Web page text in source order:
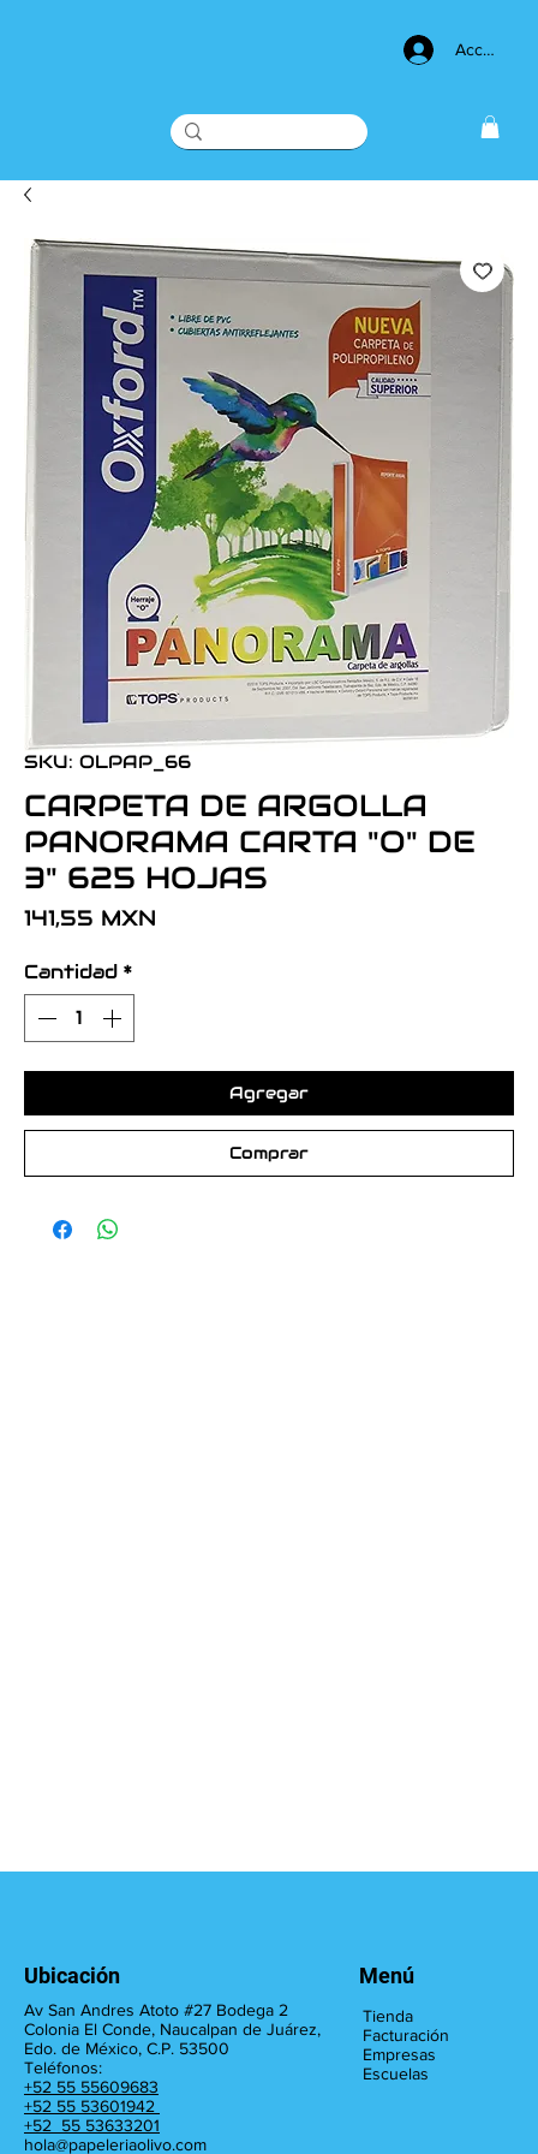
Acceso
SKU: OLPAP_66
CARPETA DE ARGOLLA
PANORAMA CARTA "O" DE
3" 625 HOJAS
141,55 MXN
Cantidad *
Agregar
Comprar
Av San Andres Atoto #27 Bodega 2
Colonia El Conde, Naucalpan de Juárez,
Edo. de México, C.P. 53500
Teléfonos:
+52 55 55609683
+52 55 53601942
+52 55 53633201
hola@papeleriaolivo.com
Ubicación
Tienda
Facturación
Empresas
Escuelas
Menú